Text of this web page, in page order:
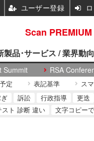
Summit RSA
製品･サービス / 業界動向
定 表記基準 ス
訴訟 行政指導 更迭
スト 診断 違い 文字コピー
Scan
ユーザー登録